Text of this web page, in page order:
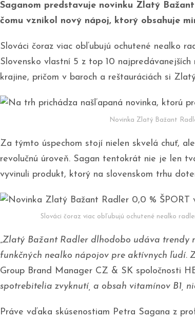
Saganom predstavuje novinku Zlatý
čomu vznikol nový nápoj, ktorý obsahuje
Slováci čoraz viac obľubujú ochutené nealko
Slovensko vlastní 5 z top 10
krajine, pričom v baroch a reštauráciách si
Novinka Zlatý Bažant
Za týmto úspechom stojí nielen skvelá chuť,
revolučnú úroveň. Sagan tentokrát nie je len
vyvinuli produkt, ktorý na slovenskom trhu
Slováci čoraz viac obľubujú ochutené nealko
„Zlatý Bažant Radler dlhodobo udáva trendy
funkčných nealko nápojov pre aktívnych ľudí.
Group Brand Manager CZ & SK spoločnosti
spotrebitelia zvyknutí, a obsah vitamínov B1,
Práve vďaka skúsenostiam Petra Sagana z